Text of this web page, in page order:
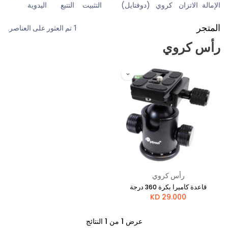
الإمالة الاتزان
كروي
(دوفتايل)
التثبيت
التتبع
اليدوية
المتجر 1 تم العثور على العناصر.
رأس كروي
رأس كروي
قاعدة كاميرا بكرة 360 درجة
29.000
عرض 1 من 1 النتائج